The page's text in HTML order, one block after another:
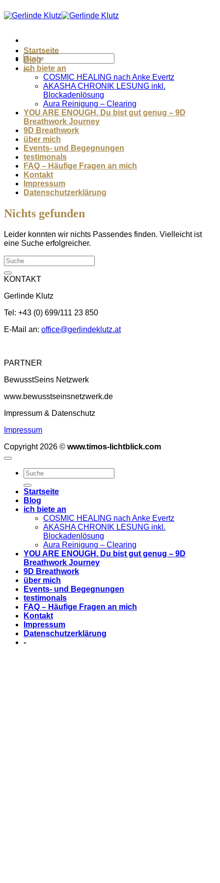
Inhalt
Startseite
Blog
ich biete an
COSMIC HEALING nach Anke Evertz
AKASHA CHRONIK LESUNG inkl.
Blockadenlösung
Aura Reinigung – Clearing
YOU ARE ENOUGH. Du bist gut genug – 9D
Breathwork Journey
9D Breathwork
über mich
Events- und Begegnungen
testimonals
FAQ – Häufige Fragen an mich
Kontakt
Impressum
Datenschutzerklärung
Nichts gefunden
Leider konnten wir nichts Passendes finden. Vielleicht ist
eine Suche erfolgreicher.
KONTAKT
Gerlinde Klutz
Tel: +43 (0) 699/111 23 850
E-Mail an: office@gerlindeklutz.at
PARTNER
BewusstSeins Netzwerk
www.bewusstseinsnetzwerk.de
Impressum & Datenschutz
Impressum
Copyright 2026 © www.timos-lichtblick.com
Startseite
Blog
ich biete an
COSMIC HEALING nach Anke Evertz
AKASHA CHRONIK LESUNG inkl.
Blockadenlösung
Aura Reinigung – Clearing
YOU ARE ENOUGH. Du bist gut genug – 9D
Breathwork Journey
9D Breathwork
über mich
Events- und Begegnungen
testimonals
FAQ – Häufige Fragen an mich
Kontakt
Impressum
Datenschutzerklärung
-